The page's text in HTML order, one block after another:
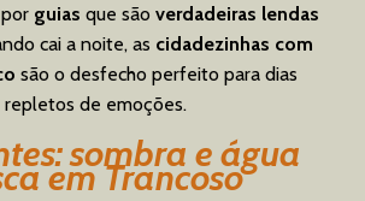
guias que são verdadeiras lendas
cai a noite, as cidadezinhas com
são o desfecho perfeito para dias
repletos de emoções.
sombra e água
em Trancoso